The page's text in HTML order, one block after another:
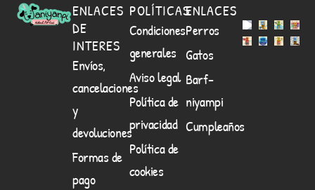
ENLACES
DE
INTERES
Envíos,
cancelaciones
y
devoluciones
Formas de
pago
POLÍTICAS
Condiciones
generales
Aviso legal
Política de
privacidad
Política de
cookies
ENLACES
Perros
Gatos
Barf-
niyampi
Cumpleaños